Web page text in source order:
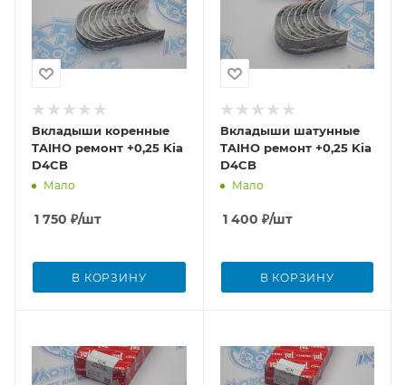
Вкладыши коренные
TAIHO ремонт +0,25 Kia
D4CB
Мало
1 750 ₽/шт
В КОРЗИНУ
Вкладыши шатунные
TAIHO ремонт +0,25 Kia
D4CB
Мало
1 400 ₽/шт
В КОРЗИНУ